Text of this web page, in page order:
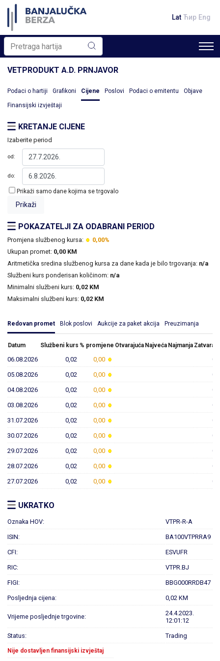
Lat Ћир Eng
VETPRODUKT A.D. PRNJAVOR
Podaci o hartiji Grafikoni Cijene Poslovi Podaci o emitentu Objave
Finansijski izvještaji
KRETANJE CIJENE
Izaberite period
od:
do:
Prikaži samo dane kojima se trgovalo
POKAZATELJI ZA ODABRANI PERIOD
Promjena službenog kursa:
0,00%
Ukupan promet: 0,00 KM
Aritmetička sredina službenog kursa za dane kada je bilo trgovanja: n/a
Službeni kurs ponderisan količinom: n/a
Minimalni službeni kurs: 0,02 KM
Maksimalni službeni kurs: 0,02 KM
Redovan promet Blok poslovi Aukcije za paket akcija Preuzimanja
Datum Službeni kurs % promjene Otvarajuća Najveća Najmanja
06.08.2026 0,02 0,00
05.08.2026 0,02 0,00
04.08.2026 0,02 0,00
03.08.2026 0,02 0,00
31.07.2026 0,02 0,00
30.07.2026 0,02 0,00
29.07.2026 0,02 0,00
28.07.2026 0,02 0,00
27.07.2026 0,02 0,00
UKRATKO
Oznaka HOV: VTPR-R-A
ISIN: BA100VTPRRA9
CFI: ESVUFR
RIC: VTPR.BJ
FIGI: BBG000RRDB47
Posljednja cijena: 0,02 KM
Vrijeme posljednje trgovine:
24.4.2023.
12:01:12
Status: Trading
Nije dostavljen finansijski izvještaj